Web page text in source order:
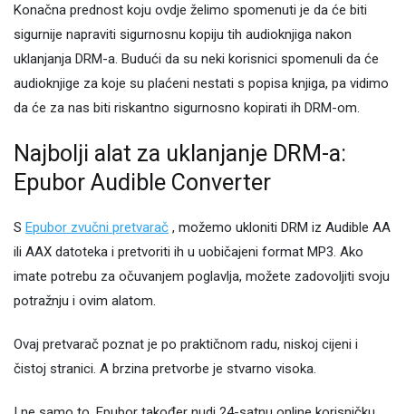
Konačna prednost koju ovdje želimo spomenuti je da će biti
sigurnije napraviti sigurnosnu kopiju tih audioknjiga nakon
uklanjanja DRM-a. Budući da su neki korisnici spomenuli da će
audioknjige za koje su plaćeni nestati s popisa knjiga, pa vidimo
da će za nas biti riskantno sigurnosno kopirati ih DRM-om.
Najbolji alat za uklanjanje DRM-a:
Epubor Audible Converter
S Epubor zvučni pretvarač , možemo ukloniti DRM iz Audible AA
ili AAX datoteka i pretvoriti ih u uobičajeni format MP3. Ako
imate potrebu za očuvanjem poglavlja, možete zadovoljiti svoju
potražnju i ovim alatom.
Ovaj pretvarač poznat je po praktičnom radu, niskoj cijeni i
čistoj stranici. A brzina pretvorbe je stvarno visoka.